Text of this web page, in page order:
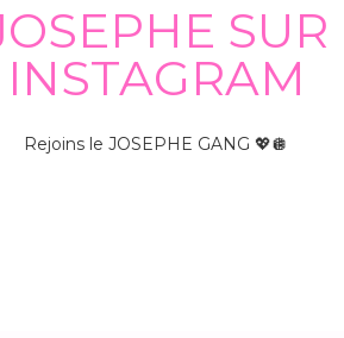
SUR
INSTAGRAM
Rejoins le JOSEPHE GANG 💖🪩